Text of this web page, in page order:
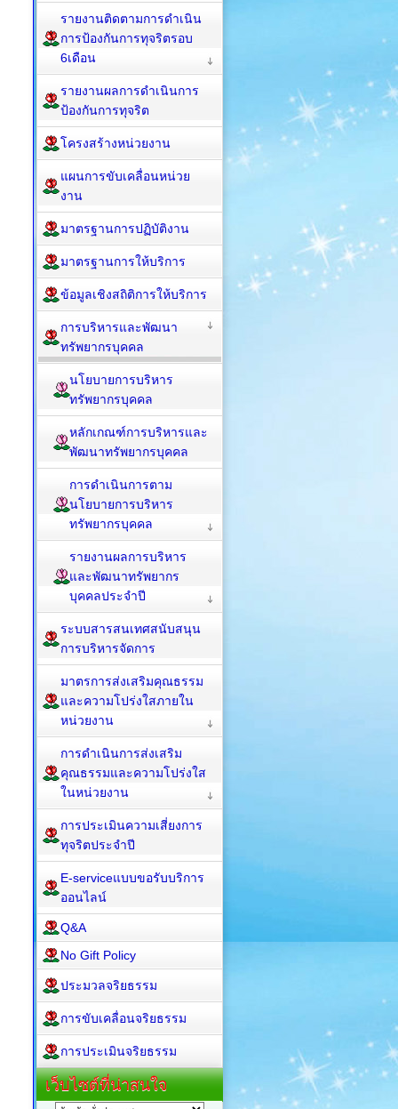
รายงานติดตามการดำเนิน
การป้องกันการทุจริตรอบ
6เดือน
รายงานผลการดำเนินการ
ป้องกันการทุจริต
โครงสร้างหน่วยงาน
แผนการขับเคลื่อนหน่วย
งาน
มาตรฐานการปฏิบัติงาน
มาตรฐานการให้บริการ
ข้อมูลเชิงสถิติการให้บริการ
การบริหารและพัฒนา
ทรัพยากรบุคคล
นโยบายการบริหาร
ทรัพยากรบุคคล
หลักเกณฑ์การบริหารและ
พัฒนาทรัพยากรบุคคล
การดำเนินการตาม
นโยบายการบริหาร
ทรัพยากรบุคคล
รายงานผลการบริหาร
และพัฒนาทรัพยากร
บุคคลประจำปี
ระบบสารสนเทศสนับสนุน
การบริหารจัดการ
มาตรการส่งเสริมคุณธรรม
และความโปร่งใสภายใน
หน่วยงาน
การดำเนินการส่งเสริม
คุณธรรมและความโปร่งใส
ในหน่วยงาน
การประเมินความเสี่ยงการ
ทุจริตประจำปี
E-serviceแบบขอรับบริการ
ออนไลน์
Q&A
No Gift Policy
ประมวลจริยธรรม
การขับเคลื่อนจริยธรรม
การประเมินจริยธรรม
เว็บไซต์ที่น่าสนใจ